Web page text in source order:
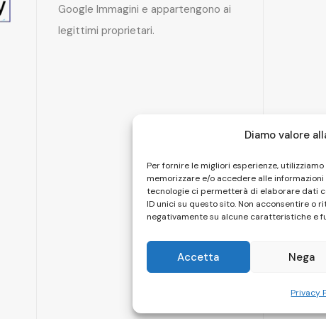
Diamo valore
Per fornire le migliori esperienze,
memorizzare e/o accedere alle
tecnologie ci permetterà di elaborare dati
ID unici su questo sito. Non acconsentire o
negativamente su alcune caratteristiche e
Accetta Nega
Privacy
Google Immagini e appartengono ai
legittimi proprietari.